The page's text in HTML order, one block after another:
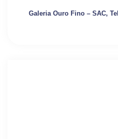
Galeria Ouro Fino – SAC,